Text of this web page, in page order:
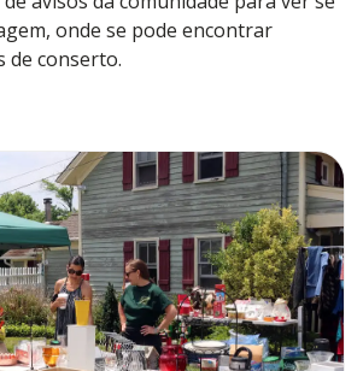
onde se pode encontrar
de conserto.